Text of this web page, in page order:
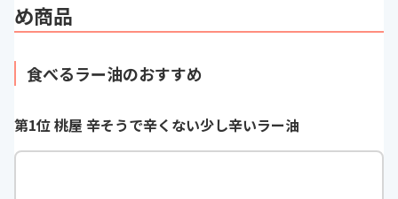
め商品
食べるラー油のおすすめ
第1位 桃屋 辛そうで辛くない少し辛いラー油